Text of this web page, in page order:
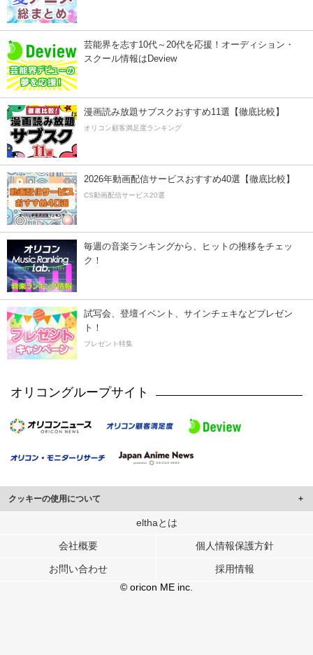
芸能界を志す10代～20代を応援！オーディション・
スクール情報はDeview
漫画読み放題サブスクおすすめ11選【徹底比較】
オリコン顧客満足度ランキング
2026年動画配信サービスおすすめ40選【徹底比較】
CS動画配信サービス20選
毎週の音楽ランキングから、ヒットの推移をチェッ
ク！
試写会、登壇イベント、サインチェキなどプレゼン
ト！
プレゼント特集
オリコングループサイト
クッキーの使用について
このサイトでは Cookie を使用して、ユーザーに合わせたコンテンツや広告の
行っています。
メディアや広告配信、データ解析の各パートナーに提供しています。
各パートナーは、この情報とユーザーが各パートナーに提供した他の情報や、
ユーザーが各パートナーのサービスを使用したときに収集した他の情報を組み
elthaとは
会社概要 個人情報保護方針
お問い合わせ
採用情報
© oricon ME inc.